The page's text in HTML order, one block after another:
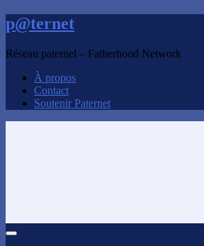
p@ternet
Réseau paternel – Fatherhood Network
À propos
Contact
Soutenir Paternet